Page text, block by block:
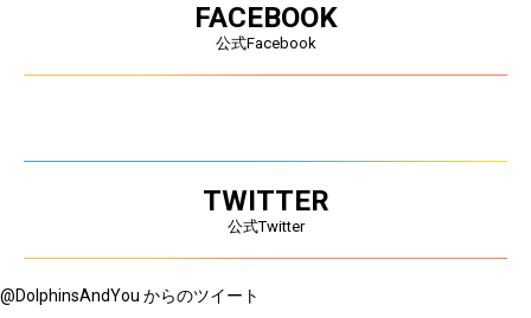
FACEBOOK
公式Facebook
TWITTER
公式Twitter
@DolphinsAndYou からのツイート